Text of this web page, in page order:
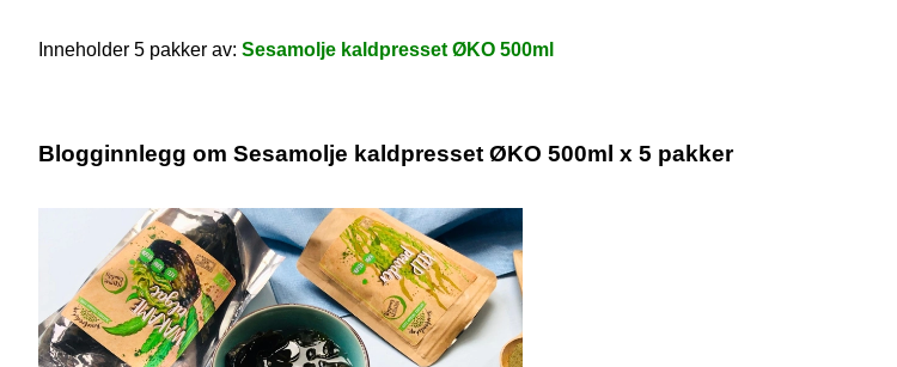
Inneholder 5 pakker av: Sesamolje kaldpresset ØKO 500ml
Blogginnlegg om Sesamolje kaldpresset ØKO 500ml x 5 pakker